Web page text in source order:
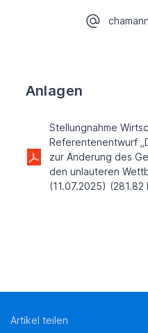
Anlagen
Stellungnahme
Referentenentwurf
zur Änderung des
den unlauteren
(11.07.2025) (281.82
Artikel teilen